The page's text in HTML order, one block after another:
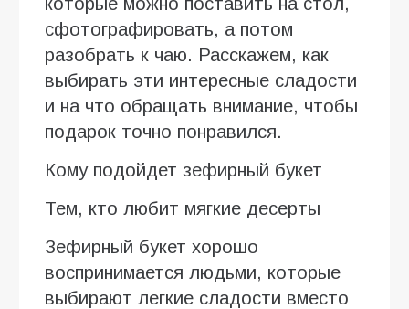
сфотографировать, а потом
разобрать к чаю. Расскажем, как
выбирать эти интересные сладости
и на что обращать внимание, чтобы
подарок точно понравился.
Кому подойдет зефирный букет
Тем, кто любит мягкие десерты
Зефирный букет хорошо
воспринимается людьми, которые
выбирают легкие сладости вместо